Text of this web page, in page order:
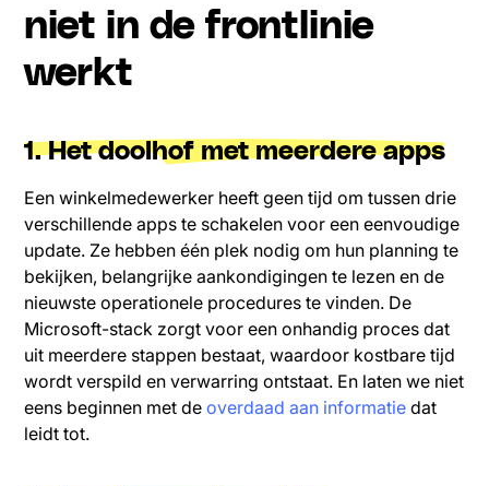
niet in de frontlinie
werkt
1. Het doolhof met meerdere apps
Een winkelmedewerker heeft geen tijd om tussen drie
verschillende apps te schakelen voor een eenvoudige
update. Ze hebben één plek nodig om hun planning te
bekijken, belangrijke aankondigingen te lezen en de
nieuwste operationele procedures te vinden. De
Microsoft-stack zorgt voor een onhandig proces dat
uit meerdere stappen bestaat, waardoor kostbare tijd
wordt verspild en verwarring ontstaat. En laten we niet
eens beginnen met deoverdaad aan informatie dat
leidt tot.